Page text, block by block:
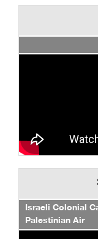
Israeli Colonial
Palestinian Air